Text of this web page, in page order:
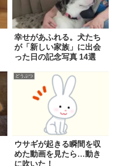
幸せがあふれる。犬たち
が「新しい家族」に出会
った日の記念写真 14選
どうぶつ
ウサギが起きる瞬間を収
めた動画を見たら…動き
に吹いた！